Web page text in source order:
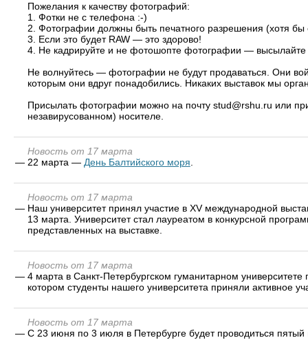
Пожелания к качеству фотографий:
1. Фотки не с телефона :-)
2. Фотографии должны быть печатного разрешения (хотя бы
3. Если это будет RAW — это здорово!
4. Не кадрируйте и не фотошопте фотографии — высылайте
Не волнуйтесь — фотографии не будут продаваться. Они
которым они вдруг понадобились. Никаких выставок мы
Присылать фотографии можно на почту stud@rshu.ru или
незавирусованном) носителе.
Новость от 17 марта
— 22 марта — День Балтийского моря
Новость от 17 марта
— Наш университет принял участие в XV международной
13 марта. Университет стал лауреатом в конкурсной
представленных на выставке.
Новость от 17 марта
— 4 марта в Санкт-Петербургском гуманитарном
котором студенты нашего университета приняли активное
Новость от 17 марта
— С 23 июня по 3 июля в Петербурге будет проводиться